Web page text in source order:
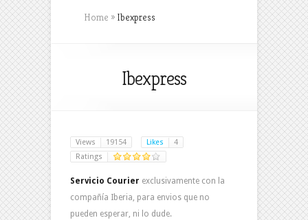
Home » Ibexpress
Ibexpress
Views 19154 Likes
4
Ratings
Servicio Courier exclusivamente con la
compañía Iberia, para envios que no
pueden esperar, ni lo dude.